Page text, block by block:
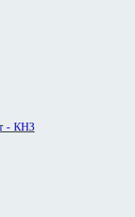
- КНЗ